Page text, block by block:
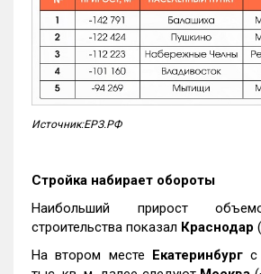
Источник:ЕРЗ.РФ
Стройка набирает обороты
Наибольший прирост
строительства показал Краснодар
На втором месте Екатеринбургс